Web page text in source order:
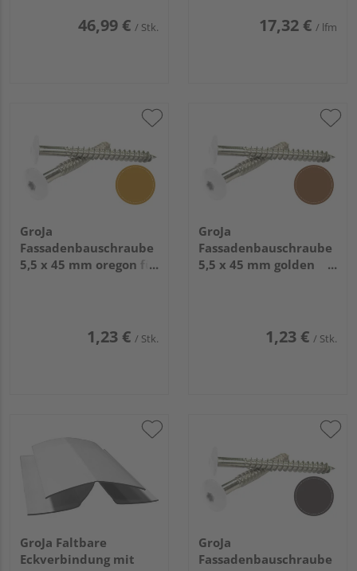
46,99 € / Stk. 17,32 € / lfm
GroJa
Fassadenbauschraube
5,5 x 45 mm oregon für
1,23 € / Stk.
GroJa
Fassadenbauschraube
5,5 x 45 mm golden
1,23 € / Stk.
GroJa Faltbare
Eckverbindung mit
GroJa
Fassadenbauschraube